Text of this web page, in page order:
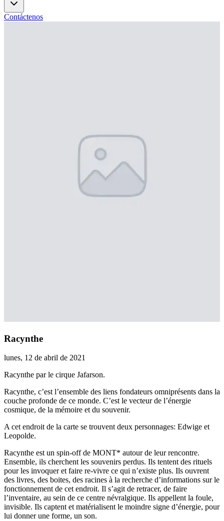
Contáctenos
Racynthe
lunes, 12 de abril de 2021
Racynthe par le cirque Jafarson.
Racynthe, c’est l’ensemble des liens fondateurs omniprésents dans la
couche profonde de ce monde. C’est le vecteur de l’énergie
cosmique, de la mémoire et du souvenir.
A cet endroit de la carte se trouvent deux personnages: Edwige et
Leopolde.
Racynthe est un spin-off de MONT* autour de leur rencontre.
Ensemble, ils cherchent les souvenirs perdus. Ils tentent des rituels
pour les invoquer et faire re-vivre ce qui n’existe plus. Ils ouvrent
des livres, des boites, des racines à la recherche d’informations sur le
fonctionnement de cet endroit. Il s’agit de retracer, de faire
l’inventaire, au sein de ce centre névralgique. Ils appellent la foule,
invisible. Ils captent et matérialisent le moindre signe d’énergie, pour
lui donner une forme, un son.